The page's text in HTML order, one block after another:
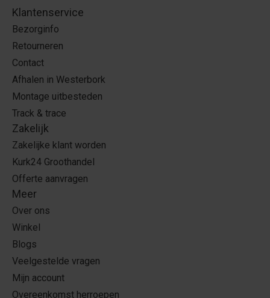
Klantenservice
Bezorginfo
Retourneren
Contact
Afhalen in Westerbork
Montage uitbesteden
Track & trace
Zakelijk
Zakelijke klant worden
Kurk24 Groothandel
Offerte aanvragen
Meer
Over ons
Winkel
Blogs
Veelgestelde vragen
Mijn account
Overeenkomst herroepen